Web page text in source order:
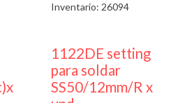
Inventario: 26094
1122DE setting
para soldar
SS50/12mm/R x